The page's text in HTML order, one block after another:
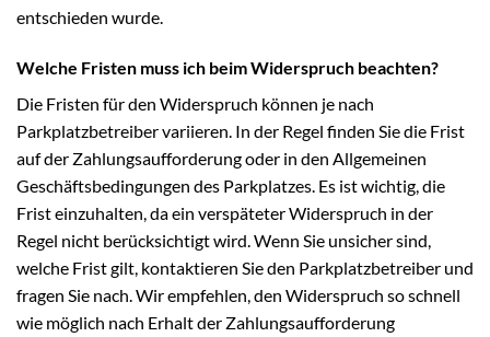
entschieden wurde.
Welche Fristen muss ich beim Widerspruch beachten?
Die Fristen für den Widerspruch können je nach
Parkplatzbetreiber variieren. In der Regel finden Sie die Frist
auf der Zahlungsaufforderung oder in den Allgemeinen
Geschäftsbedingungen des Parkplatzes. Es ist wichtig, die
Frist einzuhalten, da ein verspäteter Widerspruch in der
Regel nicht berücksichtigt wird. Wenn Sie unsicher sind,
welche Frist gilt, kontaktieren Sie den Parkplatzbetreiber und
fragen Sie nach. Wir empfehlen, den Widerspruch so schnell
wie möglich nach Erhalt der Zahlungsaufforderung